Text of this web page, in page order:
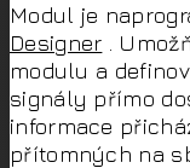
Modul je
Designer .
modulu a
signály přímo
informace
přítomných na